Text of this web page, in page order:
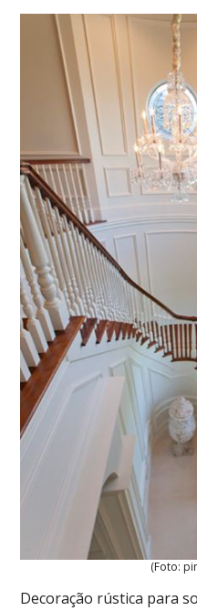
(Foto:
Decoração rústica para